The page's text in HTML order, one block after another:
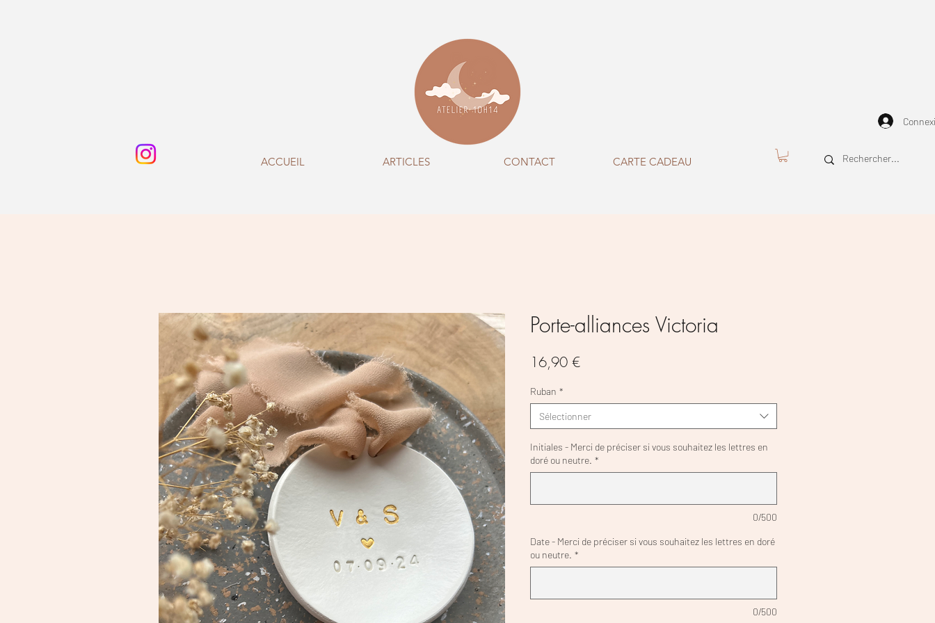
ACCUEIL ARTICLES CONTACT CARTE CADEAU
Porte-alliances Victoria
16,90 €Prix
Ruban *
Sélectionner
Initiales - Merci de préciser si vous souhaitez les lettres en
doré ou neutre. *
0/500
Date - Merci de préciser si vous souhaitez les lettres en doré
ou neutre. *
0/500